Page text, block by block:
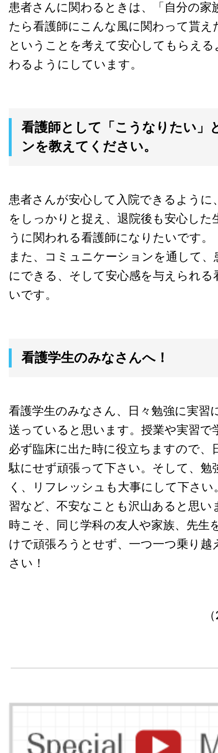
患者さんに関わるときは、「自分の家
たら看護師にこんな風に関わって貰え
ということを考えて安心してもらえ
わるようにしています。
看護師として「こうなりたい」
ンを教えてください。
患者さんが安心して入院できるように
をしっかりと捉え、退院後も安心した
うに関われる看護師になりたいです。
また、コミュニケーションを通して、
にできる、そして安心感を与えられる
いです。
看護学生のみなさんへ！
看護学生のみなさん、日々勉強に実習
送っていると思います。授業や実習で
必ず臨床に出た時に役立ちますので、
駄にせず頑張って下さい。そして、勉
く、リフレッシュも大事にして下さい
習など、不安なことも沢山あると思い
時こそ、同じ学科の友人や家族、先生
けで頑張ろうとせず、一つ一つ乗り越
さい！